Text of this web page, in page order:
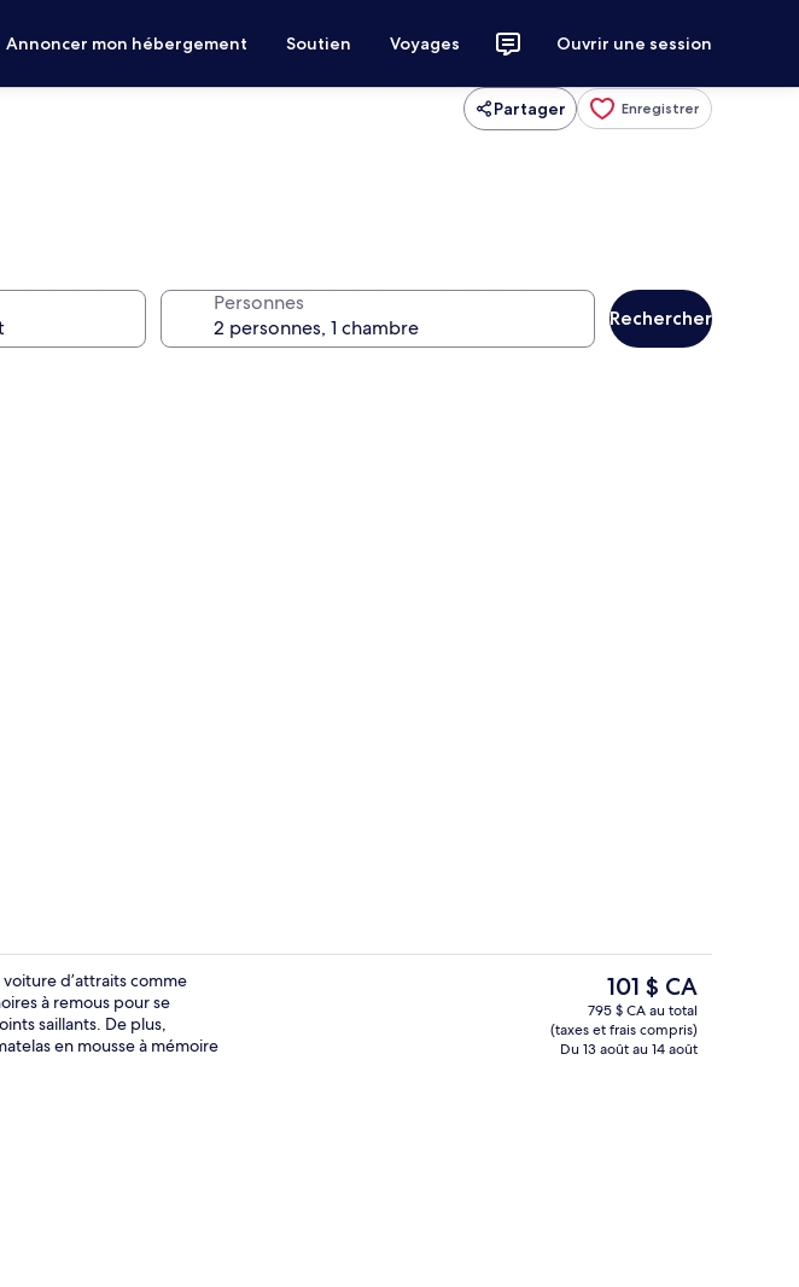
Annoncer mon hébergement Soutien Voyages Ouvrir une session
Partager Enregistrer
Personnes
Rechercher
Balcon Téléviseur connecté de 55 po avec
d’attraits comme
à remous pour se
saillants. De plus,
en mousse à mémoire
Le
prix
actuel
est
101 $ CA
795 $ CA au total
(taxes et frais compris)
Du 13 août au 14 août